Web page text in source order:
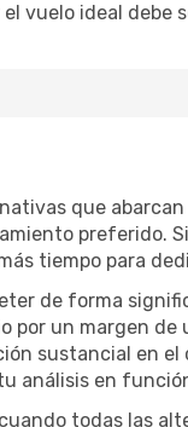
vuelo ideal
que
preferido.
tiempo para
de forma
un margen de
sustancial en
en
todas las